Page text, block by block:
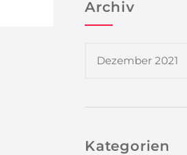
Archiv
Kategorien